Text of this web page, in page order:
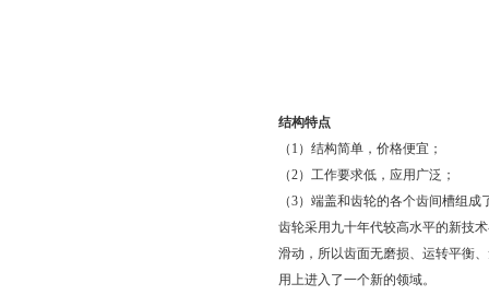
结构特点
（1）结构简单，价格便宜；
（2）工作要求低，应用广泛；
（3）端盖和齿轮的各个齿间槽组
齿轮采用九十年代较高水平的新技
滑动，所以齿面无磨损、运转平衡
用上进入了一个新的领域。